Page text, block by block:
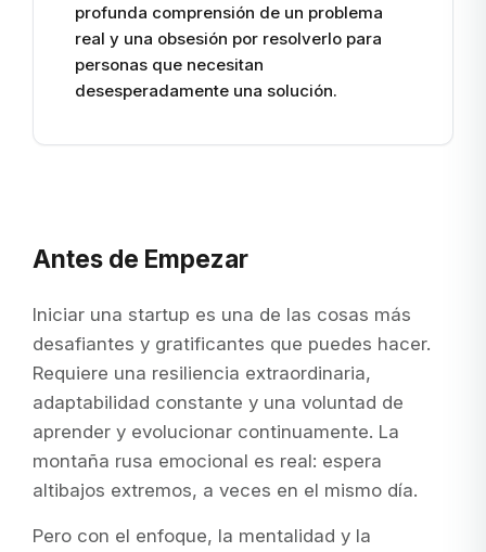
profunda comprensión de un problema
real y una obsesión por resolverlo para
personas que necesitan
desesperadamente una solución.
Antes de Empezar
Iniciar una startup es una de las cosas más
desafiantes y gratificantes que puedes hacer.
Requiere una resiliencia extraordinaria,
adaptabilidad constante y una voluntad de
aprender y evolucionar continuamente. La
montaña rusa emocional es real: espera
altibajos extremos, a veces en el mismo día.
Pero con el enfoque, la mentalidad y la